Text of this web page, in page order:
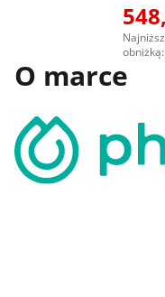
O marce